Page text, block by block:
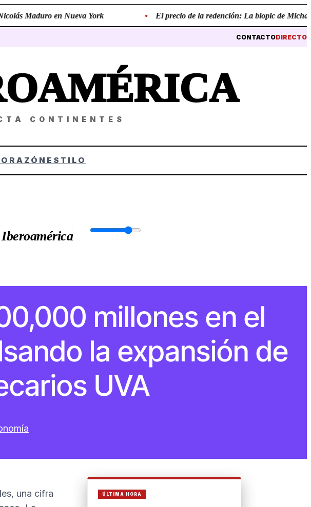
Maduro en Nueva York El precio de la redención: La biopic de Michael
CONTACTODIRECTO
CONTINENTES
ESTILO
millones en el
la expansión de
UVA
una cifra